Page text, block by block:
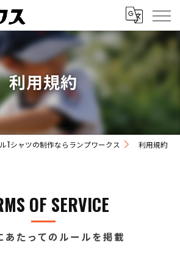
利用規約
Tシャツの制作ならランプワークス 利用規約
あたってのルールを掲載
OF SERVICE